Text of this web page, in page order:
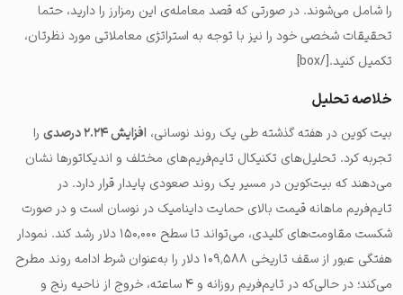
را شامل می‌شوند. در صورتی که قصد معامله‌ی این رمزارز را دارید، حتما
تحقیقات شخصی خود را نیز با توجه به استراتژی معاملاتی مورد نظرتان،
تکمیل کنید.[/box]
خلاصه تحلیل
بیت کوین در هفته گذشته طی یک روند نوسانی، افزایش ۲.۲۴ درصدی
را
تجربه کرد. تحلیل‌های تکنیکال تایم‌فریم‌های مختلف و اندیکاتورها نشان
می‌دهند که بیت‌کوین در مسیر یک روند صعودی پایدار قرار دارد. در
تایم‌فریم ماهانه قیمت بالای حمایت داینامیک در نوسان است و در صورت
شکست مقاومت‌های کلیدی، می‌تواند تا سطح ۱۵۰,۰۰۰ دلار رشد کند. نمودار
هفتگی عبور از سقف تاریخی ۱۰۹٬۵۸۸ دلار را به‌عنوان شرط ادامه روند مطرح
می‌کند؛ در حالی‌که در تایم‌فریم روزانه و ۴ ساعته، خروج از ناحیه رنج و